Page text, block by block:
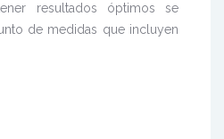
resultados óptimos se
de medidas que incluyen